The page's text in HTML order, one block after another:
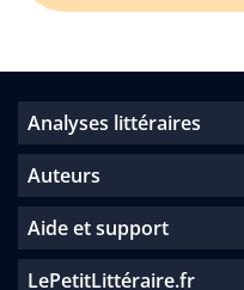
Analyses littéraires
Auteurs
Aide et support
LePetitLittéraire.fr